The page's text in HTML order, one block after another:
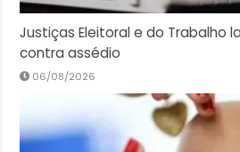
Justiças Eleitoral e do Trabalho
contra assédio
06/08/2026